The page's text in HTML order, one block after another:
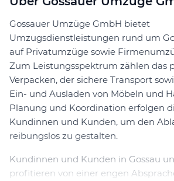
Gossauer Umzüge GmbH bietet
Umzugsdienstleistungen rund um
auf Privatumzüge sowie
Zum Leistungsspektrum zählen das
Verpacken, der sichere Transport
Ein- und Ausladen von Möbeln und
Planung und Koordination erfolgen
Kundinnen und Kunden, um den
reibungslos zu gestalten.
Kundinnen und Kunden in Gossau
profitieren von einer engen